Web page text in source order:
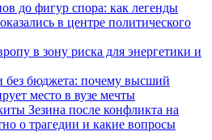
до фигур спора: как легенды
в центре политического
в зону риска для энергетики и
бюджета: почему высший
место в вузе мечты
Зезина после конфликта на
о трагедии и какие вопросы